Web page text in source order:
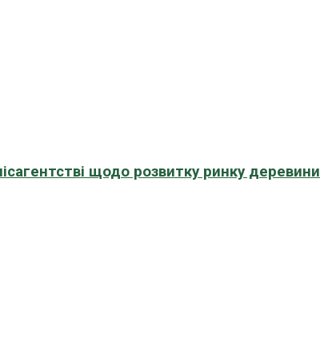
щодо розвитку ринку деревини